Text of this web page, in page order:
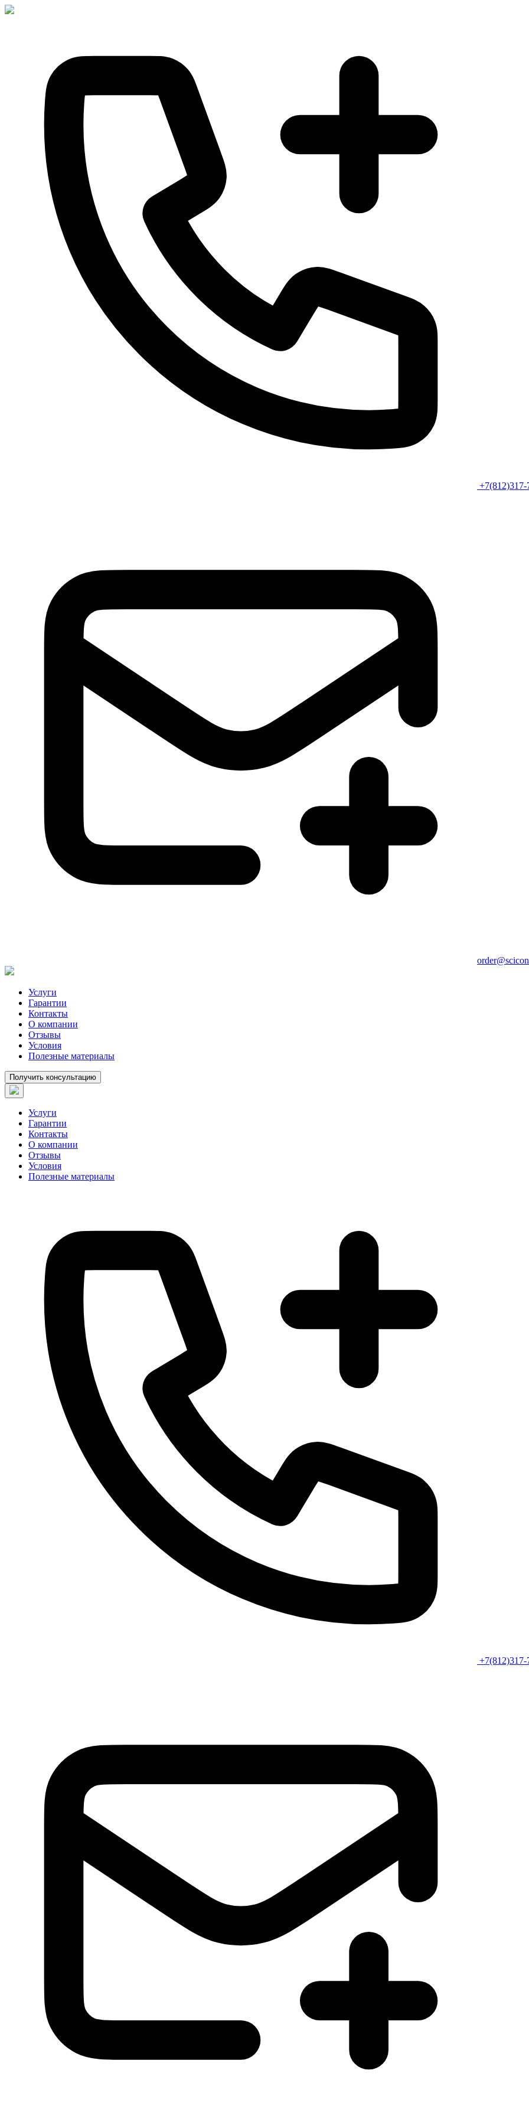
+7(812)317-
Услуги
Гарантии
Контакты
О компании
Отзывы
Условия
Полезные материалы
Получить консультацию
Услуги
Гарантии
Контакты
О компании
Отзывы
Условия
Полезные материалы
+7(812)317-